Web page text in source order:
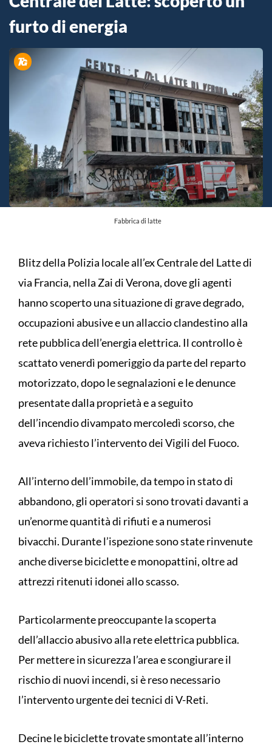
furto di energia
Fabbrica di latte
Blitz della Polizia locale all’ex Centrale del Latte di
via Francia, nella Zai di Verona, dove gli agenti
hanno scoperto una situazione di grave degrado,
occupazioni abusive e un allaccio clandestino alla
rete pubblica dell’energia elettrica. Il controllo è
scattato venerdì pomeriggio da parte del reparto
motorizzato, dopo le segnalazioni e le denunce
presentate dalla proprietà e a seguito
dell’incendio divampato mercoledì scorso, che
aveva richiesto l’intervento dei Vigili del Fuoco.
All’interno dell’immobile, da tempo in stato di
abbandono, gli operatori si sono trovati davanti a
un’enorme quantità di rifiuti e a numerosi
bivacchi. Durante l’ispezione sono state rinvenute
anche diverse biciclette e monopattini, oltre ad
attrezzi ritenuti idonei allo scasso.
Particolarmente preoccupante la scoperta
dell’allaccio abusivo alla rete elettrica pubblica.
Per mettere in sicurezza l’area e scongiurare il
rischio di nuovi incendi, si è reso necessario
l’intervento urgente dei tecnici di V-Reti.
Decine le biciclette trovate smontate all’interno